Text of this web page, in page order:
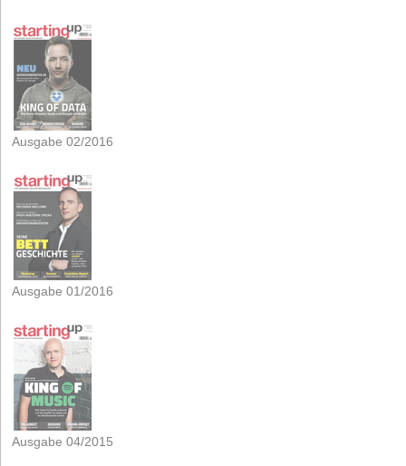
Ausgabe 02/2016
Ausgabe 01/2016
Ausgabe 04/2015